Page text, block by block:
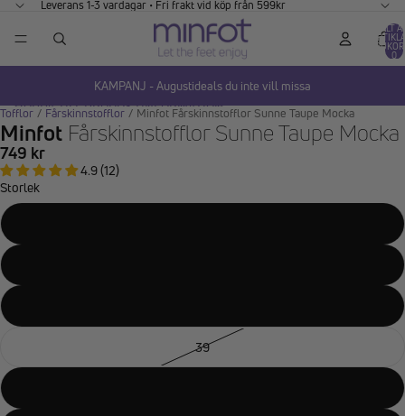
Leverans 1-3 vardagar • Fri frakt vid köp från 599kr
TOTALT
0
KAMPANJ - Augustideals du inte vill missa
HOPPA TILL PRODUKTINFORMATION
Tofflor / Fårskinnstofflor / Minfot Fårskinnstofflor Sunne Taupe Mocka
Minfot Fårskinnstofflor Sunne Taupe Mocka
749 kr
4.9 (12)
Storlek
39